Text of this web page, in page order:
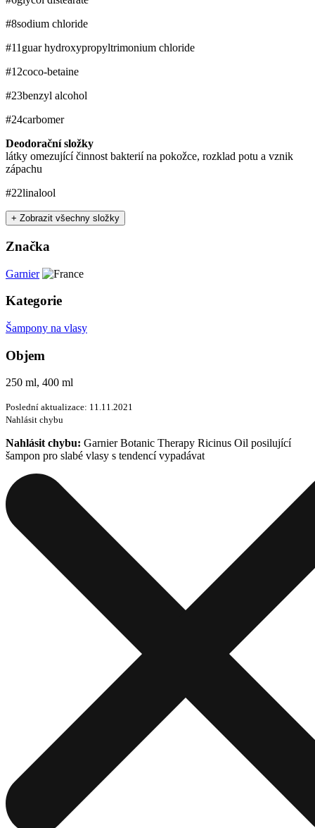
#8sodium chloride
#11 guar hydroxypropyltrimonium chloride
#12coco-betaine
#23benzyl alcohol
#24carbomer
Deodorační složky
látky omezující činnost bakterií na pokožce, rozklad potu a vznik
zápachu
#22linalool
+ Zobrazit všechny složky
Značka
Garnier
Kategorie
Šampony na vlasy
Objem
250 ml, 400 ml
Poslední aktualizace: 11.11.2021
Nahlásit chybu
Nahlásit chybu: Garnier Botanic Therapy Ricinus Oil posilující
šampon pro slabé vlasy s tendencí vypadávat